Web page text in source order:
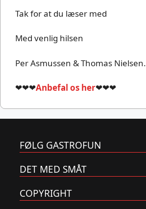
Tak for at du læser med
Med venlig hilsen
Per Asmussen & Thomas Nielsen.
❤❤❤Anbefal os her❤❤❤
FØLG GASTROFUN
DET MED SMÅT
COPYRIGHT